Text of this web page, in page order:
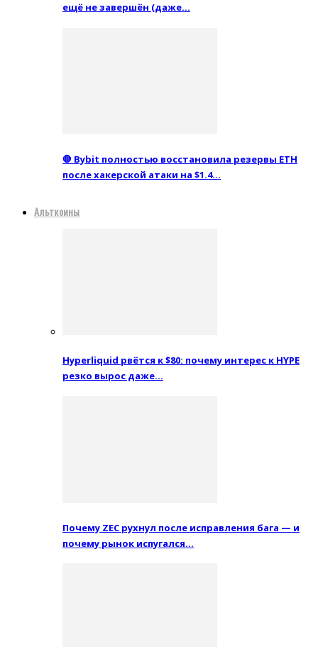
ещё не завершён (даже…
🛑 Bybit полностью восстановила резервы ETH
после хакерской атаки на $1.4…
Альткоины
Hyperliquid рвётся к $80: почему интерес к HYPE
резко вырос даже…
Почему ZEC рухнул после исправления бага — и
почему рынок испугался…